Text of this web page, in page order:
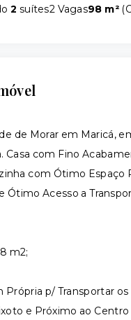
2 suítes2 Vagas98 m² (
de Morar em Maricá,
Casa com Fino
com Ótimo
Ótimo Acesso a
m2;
Própria p/ Transportar
e Próximo ao